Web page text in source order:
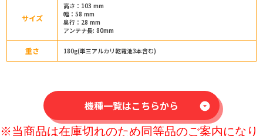
サイズ
高さ：103 mm
幅：58 mm
奥行：28 mm
アンテナ長: 80mm
重さ 180g(単三アルカリ乾電池3本含む)
機種一覧はこちらから arrow_drop_down_circle
※当商品は在庫切れのため同等品のご案内になり